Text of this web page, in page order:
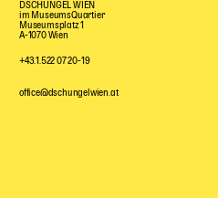
DSCHUNGEL WIEN
im MuseumsQuartier
Museumsplatz 1
A-1070 Wien
+43.1.522 07 20-19
office@dschungelwien.at